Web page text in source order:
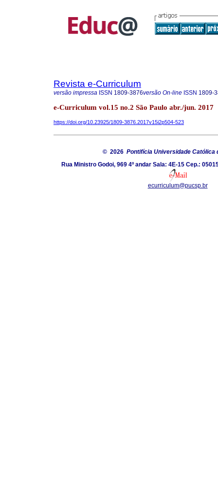
Revista e-Curriculum
versão impressa ISSN 1809-3876versão On-line ISSN 1809-
e-Curriculum vol.15 no.2 São Paulo abr./jun. 2017
https://doi.org/10.23925/1809-3876.2017v15i2p504-523
© 2026 Pontifícia Universidade Católica
Rua Ministro Godoi, 969 4º andar Sala: 4E-15 Cep.:
ecurriculum@pucsp.br